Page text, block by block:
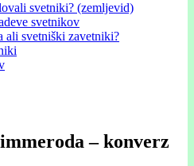
svetniki? (zemljevid)
svetnikov
ali svetniški zavetniki?
– konverz